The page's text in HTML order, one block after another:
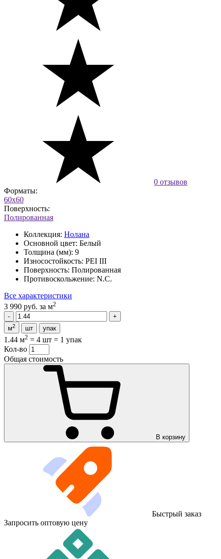
0 отзывов
Форматы:
60x60
Поверхность:
Полированная
Коллекция: Нолана
Основной цвет: Белый
Толщина (мм): 9
Износостойкость: PEI III
Поверхность: Полированная
Противоскольжение: N.C.
Все характеристики
3 990 руб. за м2
м2 шт упак
1.44 м2 = 4 шт = 1 упак
Кол-во
Общая стоимость
В корзину
Быстрый заказ
Запросить оптовую цену